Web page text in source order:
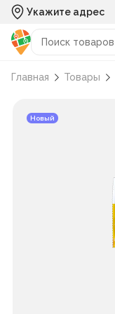
Укажите адрес
Главная Товары
Новый